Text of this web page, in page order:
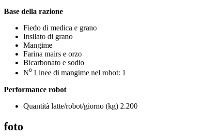
Base della razione
Fiedo di medica e grano
Insilato di grano
Mangime
Farina mairs e orzo
Bicarbonato e sodio
N⁰ Linee di mangime nel robot: 1
Performance robot
Quantità latte/robot/giorno (kg) 2.200
foto